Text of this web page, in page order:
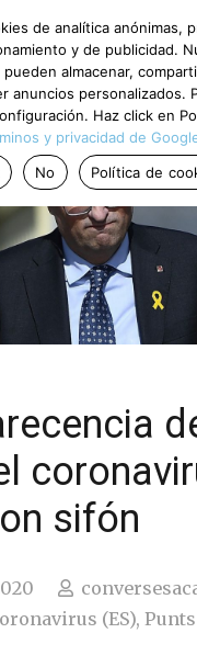
sifón
(ES),
de analítica anónimas,
y de publicidad.
almacenar,
anuncios personalizados.
Haz click en
y privacidad de
No Política de